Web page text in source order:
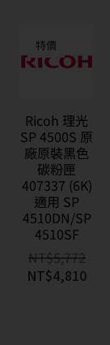
特價
Ricoh 理光
SP 4500S 原
廠原裝黑色
碳粉匣
407337 (6K)
適用 SP
4510DN/SP
4510SF
NT$5,772
NT$4,810